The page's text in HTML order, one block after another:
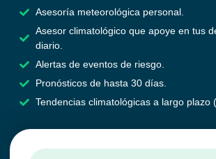
Asesoría meteorológica personal.
Asesor climatológico que apoye en tus
diario.
Alertas de eventos de riesgo.
Pronósticos de hasta 30 días.
Tendencias climatológicas a largo plazo